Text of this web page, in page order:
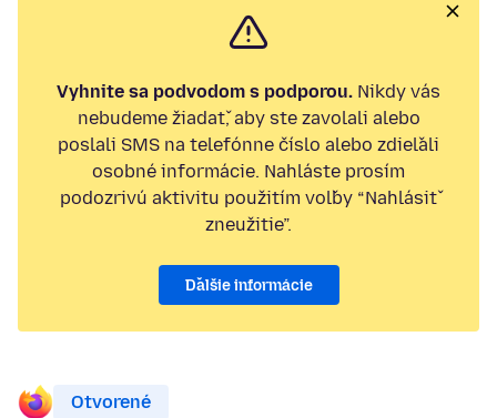
Vyhnite sa podvodom s podporou. Nikdy vás
nebudeme žiadať, aby ste zavolali alebo
poslali SMS na telefónne číslo alebo zdieľali
osobné informácie. Nahláste prosím
podozrivú aktivitu použitím voľby “Nahlásiť
zneužitie”.
Ďalšie informácie
Otvorené